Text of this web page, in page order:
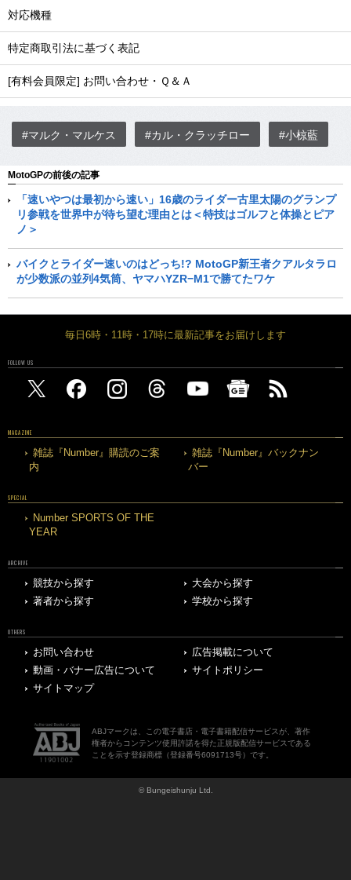
対応機種
特定商取引法に基づく表記
[有料会員限定] お問い合わせ・Ｑ＆Ａ
#マルク・マルケス #カル・クラッチロー #小椋藍
MotoGPの前後の記事
「速いやつは最初から速い」16歳のライダー古里太陽のグランプ
リ参戦を世界中が待ち望む理由とは＜特技はゴルフと体操とピア
ノ＞
バイクとライダー速いのはどっち!? MotoGP新王者クアルタラロ
が少数派の並列4気筒、ヤマハYZR−M1で勝てたワケ
毎日6時・11時・17時に最新記事をお届けします
FOLLOW US
MAGAZINE
雑誌『Number』購読のご案
内
雑誌『Number』バックナン
バー
SPECIAL
Number SPORTS OF THE
YEAR
ARCHIVE
競技から探す
大会から探す
著者から探す
学校から探す
OTHERS
お問い合わせ
広告掲載について
動画・バナー広告について
サイトポリシー
サイトマップ
ABJマークは、この電子書店・電子書籍配信サービスが、著作
権者からコンテンツ使用許諾を得た正規版配信サービスである
ことを示す登録商標（登録番号6091713号）です。
© Bungeishunju Ltd.